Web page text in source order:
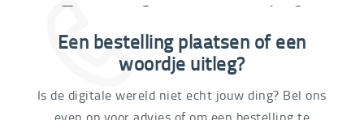
03 292 21 60
Een bestelling plaatsen of een
woordje uitleg?
Is de digitale wereld niet echt jouw ding? Bel ons
even op voor advies of om een bestelling te